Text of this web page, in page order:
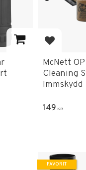
Lägg till i
McNett
Cleaning
Immskydd
149 KR
FAVORIT